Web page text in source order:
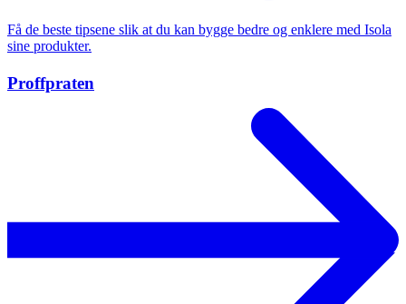
Få de beste tipsene slik at du kan bygge bedre og enklere med Isola
sine produkter.
Proffpraten